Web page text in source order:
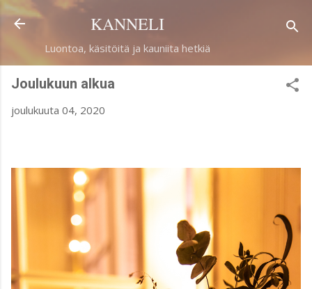
Siirry pääsisältöön
KANNELI
Luontoa, käsitöitä ja kauniita hetkiä
Joulukuun alkua
joulukuuta 04, 2020